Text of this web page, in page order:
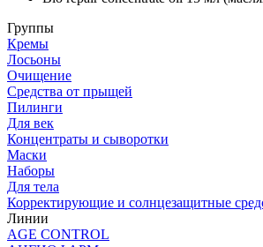
Группы
Кремы
Лосьоны
Очищение
Средства от прыщей
Пилинги
Для век
Концентраты и сыворотки
Маски
Наборы
Для тела
Корректирующие и солнцезащитные
Линии
AGE CONTROL